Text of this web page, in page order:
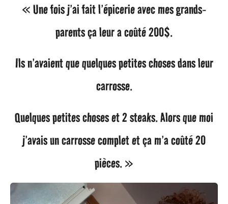
« Une fois j’ai fait l’épicerie avec mes grands-
parents ça leur a coûté 200$.
Ils n’avaient que quelques petites choses dans leur
carrosse.
Quelques petites choses et 2 steaks. Alors que moi
j’avais un carrosse complet et ça m’a coûté 20
pièces. »